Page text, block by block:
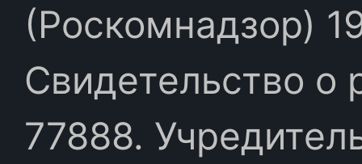
(Роскомнадзор)
Свидетельство
77888.